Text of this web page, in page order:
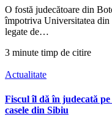
O fostă judecătoare din
împotriva Universitatea
legate de…
3 minute timp de citire
Actualitate
Fiscul îl dă în judecată
casele din Sibiu